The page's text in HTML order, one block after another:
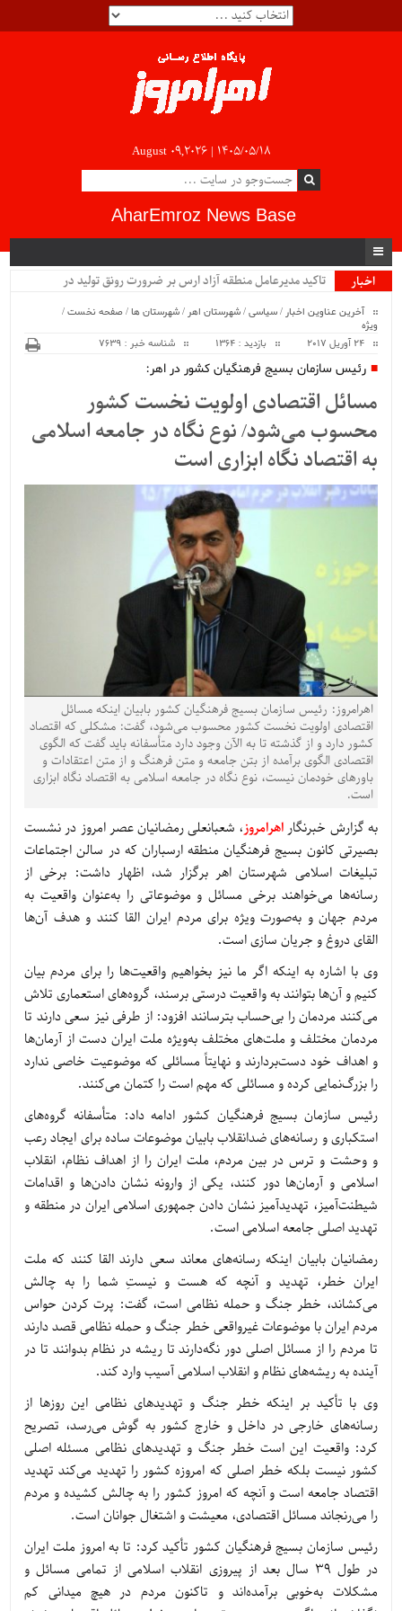
August 09,2026 | ۱۴۰۵/۰۵/۱۸
AharEmroz News Base
اخبار
تاکید مدیرعامل منطقه آزاد ارس بر ضرورت رونق تولید در
آخرین عناوین اخبار /سیاسی/شهرستان اهر /شهرستان ها/صفحه نخست/
ویژه
24 آوریل 2017
بازدید : 1364 شناسه خبر : 7639
رئیس سازمان بسیج فرهنگیان کشور در اهر:
مسائل اقتصادی اولویت نخست کشور
محسوب می‌شود/ نوع نگاه در جامعه اسلامی
به اقتصاد نگاه ابزاری است
اهرامروز: رئیس سازمان بسیج فرهنگیان کشور بابیان اینکه مسائل
اقتصادی اولویت نخست کشور محسوب می‌شود، گفت: مشکلی که اقتصاد
کشور دارد و از گذشته تا به الآن وجود دارد متأسفانه باید گفت که الگوی
اقتصادی الگوی برآمده از بتن جامعه و متن فرهنگ و از متن اعتقادات و
باورهای خودمان نیست، نوع نگاه در جامعه اسلامی به اقتصاد نگاه ابزاری
است.
به گزارش خبرنگار اهرامروز، شعبانعلی رمضانیان عصر امروز در نشست
بصیرتی کانون بسیج فرهنگیان منطقه ارسباران که در سالن اجتماعات
تبلیغات اسلامی شهرستان اهر برگزار شد، اظهار داشت: برخی از
رسانه‌ها می‌خواهند برخی مسائل و موضوعاتی را به‌عنوان واقعیت به
مردم جهان و به‌صورت ویژه برای مردم ایران القا کنند و هدف آن‌ها
القای دروغ و جریان سازی است.
وی با اشاره به اینکه اگر ما نیز بخواهیم واقعیت‌ها را برای مردم بیان
کنیم و آن‌ها بتوانند به واقعیت درستی برسند، گروه‌های استعماری تلاش
می‌کنند مردمان را بی‌حساب بترسانند افزود: از طرفی نیز سعی دارند تا
مردمان مختلف و ملت‌های مختلف به‌ویژه ملت ایران دست از آرمان‌ها
و اهداف خود دست‌بردارند و نهایتاً مسائلی که موضوعیت خاصی ندارد
را بزرگ‌نمایی کرده و مسائلی که مهم است را کتمان می‌کنند.
رئیس سازمان بسیج فرهنگیان کشور ادامه داد: متأسفانه گروه‌های
استکباری و رسانه‌های ضدانقلاب بابیان موضوعات ساده برای ایجاد رعب
و وحشت و ترس در بین مردم، ملت ایران را از اهداف نظام، انقلاب
اسلامی و آرمان‌ها دور کنند، یکی از وارونه نشان دادن‌ها و اقدامات
شیطنت‌آمیز، تهدیدآمیز نشان دادن جمهوری اسلامی ایران در منطقه و
تهدید اصلی جامعه اسلامی است.
رمضانیان بابیان اینکه رسانه‌های معاند سعی دارند القا کنند که ملت
ایران خطر، تهدید و آنچه که هست و نیستِ شما را به چالش
می‌کشاند، خطر جنگ و حمله نظامی است، گفت: پرت کردن حواس
مردم ایران با موضوعات غیرواقعی خطر جنگ و حمله نظامی قصد دارند
تا مردم را از مسائل اصلی دور نگه‌دارند تا ریشه در نظام بدوانند تا در
آینده به ریشه‌های نظام و انقلاب اسلامی آسیب وارد کند.
وی با تأکید بر اینکه خطر جنگ و تهدیدهای نظامی این روزها از
رسانه‌های خارجی در داخل و خارج کشور به گوش می‌رسد، تصریح
کرد: واقعیت این است خطر جنگ و تهدیدهای نظامی مسئله اصلی
کشور نیست بلکه خطر اصلی که امروزه کشور را تهدید می‌کند تهدید
اقتصاد جامعه است و آنچه که امروز کشور را به چالش کشیده و مردم
را می‌رنجاند مسائل اقتصادی، معیشت و اشتغال جوانان است.
رئیس سازمان بسیج فرهنگیان کشور تأکید کرد: تا به امروز ملت ایران
در طول 39 سال بعد از پیروزی انقلاب اسلامی از تمامی مسائل و
مشکلات به‌خوبی برآمده‌اند و تاکنون مردم در هیچ میدانی کم